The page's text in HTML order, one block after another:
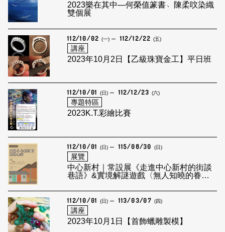
2023樂在其中—何榮值篆書﹅陳柔呅染織
雙個展
112/10/02 (一) 112/12/22 (五)
講座
2023年10月2日【乙級珠寶金工】平日班
112/10/01 (日) 112/12/23 (六)
專題特區
2023K.T.彩繪比賽
112/10/01 (日) 115/08/30 (日)
展覽
中心新村｜常設展《走進中心新村的街談
巷語》&實境解謎遊戲〈無人知曉的眷
112/10/01 (日) 113/03/07 (四)
講座
2023年10月1日【首飾蠟雕製模】